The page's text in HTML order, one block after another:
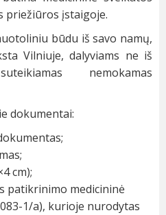
priežiūros įstaigoje.
būdu iš savo namų,
Vilniuje, dalyviams ne iš
nemokamas
dokumentai:
cm);
patikrinimo medicininė
1/a), kurioje nurodytas